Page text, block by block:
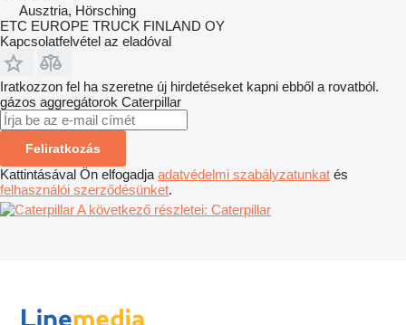
Ausztria, Hörsching
ETC EUROPE TRUCK FINLAND OY
Kapcsolatfelvétel az eladóval
Iratkozzon fel ha szeretne új hirdetéseket kapni ebből a rovatból.
gázos aggregátorok Caterpillar
Feliratkozás
Kattintásával Ön elfogadja adatvédelmi szabályzatunkat és
felhasználói szerződésünket.
A következő részletei: Caterpillar